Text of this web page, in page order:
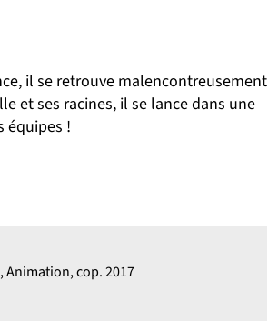
il se retrouve malencontreusement
et ses racines, il se lance dans une
équipes !
Animation, cop. 2017